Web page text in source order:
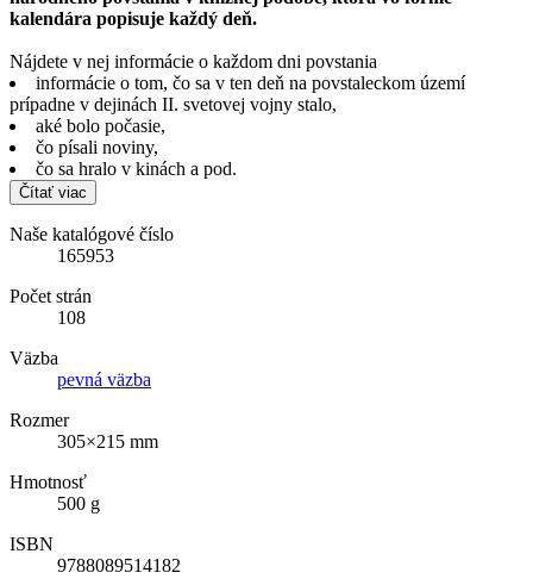
kalendára popisuje každý deň.
Nájdete v nej informácie o každom dni povstania
informácie o tom, čo sa v ten deň na povstaleckom území
prípadne v dejinách II. svetovej vojny stalo,
aké bolo počasie,
čo písali noviny,
čo sa hralo v kinách a pod.
Čítať viac
Naše katalógové číslo
165953
Počet strán
108
Väzba
pevná väzba
Rozmer
305×215 mm
Hmotnosť
500 g
ISBN
9788089514182